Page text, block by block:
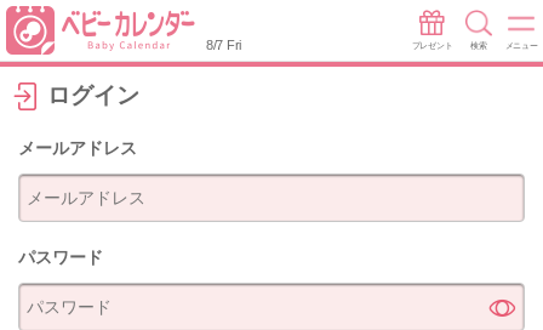
8/7 Fri プレゼント 検索 メニュー
ログイン
メールアドレス
パスワード